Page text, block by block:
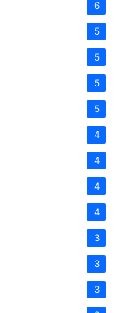
6
5
5
5
5
4
4
4
4
3
3
3